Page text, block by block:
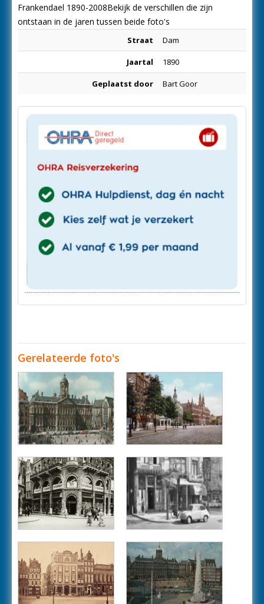
Frankendael 1890-2008Bekijk de verschillen die zijn
ontstaan in de jaren tussen beide foto's
Straat Dam
Jaartal 1890
Geplaatst door Bart Goor
Gerelateerde foto's